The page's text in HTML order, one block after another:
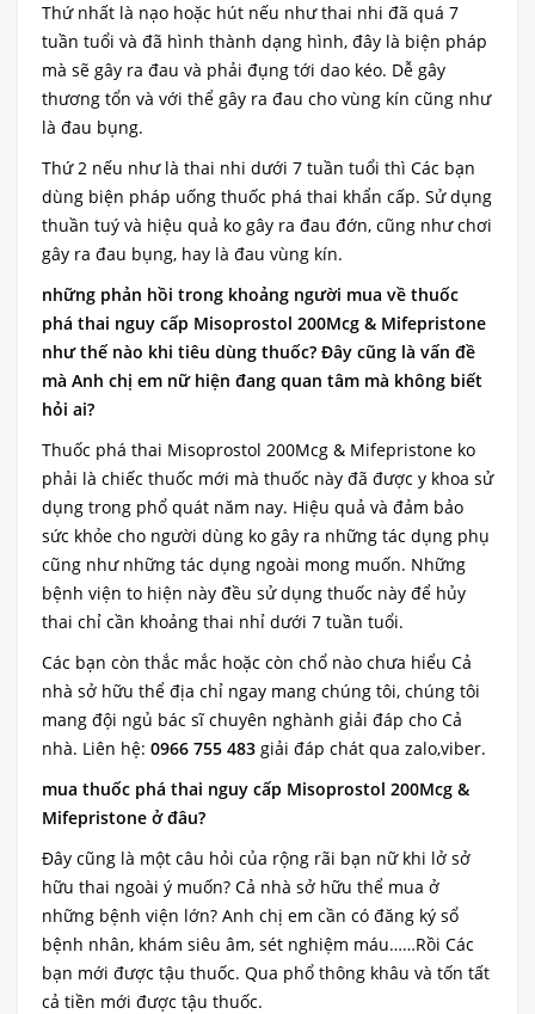
Thứ nhất là nạo hoặc hút nếu như thai nhi đã quá 7
tuần tuổi và đã hình thành dạng hình, đây là biện pháp
mà sẽ gây ra đau và phải đụng tới dao kéo. Dễ gây
thương tổn và với thể gây ra đau cho vùng kín cũng như
là đau bụng.
Thứ 2 nếu như là thai nhi dưới 7 tuần tuổi thì Các bạn
dùng biện pháp uống thuốc phá thai khẩn cấp. Sử dụng
thuần tuý và hiệu quả ko gây ra đau đớn, cũng như chơi
gây ra đau bụng, hay là đau vùng kín.
những phản hồi trong khoảng người mua về thuốc
phá thai nguy cấp Misoprostol 200Mcg & Mifepristone
như thế nào khi tiêu dùng thuốc? Đây cũng là vấn đề
mà Anh chị em nữ hiện đang quan tâm mà không biết
hỏi ai?
Thuốc phá thai Misoprostol 200Mcg & Mifepristone ko
phải là chiếc thuốc mới mà thuốc này đã được y khoa sử
dụng trong phổ quát năm nay. Hiệu quả và đảm bảo
sức khỏe cho người dùng ko gây ra những tác dụng phụ
cũng như những tác dụng ngoài mong muốn. Những
bệnh viện to hiện này đều sử dụng thuốc này để hủy
thai chỉ cần khoảng thai nhỉ dưới 7 tuần tuổi.
Các bạn còn thắc mắc hoặc còn chổ nào chưa hiểu Cả
nhà sở hữu thể địa chỉ ngay mang chúng tôi, chúng tôi
mang đội ngủ bác sĩ chuyên nghành giải đáp cho Cả
nhà. Liên hệ: 0966 755 483 giải đáp chát qua zalo,viber.
mua thuốc phá thai nguy cấp Misoprostol 200Mcg &
Mifepristone ở đâu?
Đây cũng là một câu hỏi của rộng rãi bạn nữ khi lở sở
hữu thai ngoài ý muốn? Cả nhà sở hữu thể mua ở
những bệnh viện lớn? Anh chị em cần có đăng ký sổ
bệnh nhân, khám siêu âm, sét nghiệm máu……Rồi Các
bạn mới được tậu thuốc. Qua phổ thông khâu và tốn tất
cả tiền mới được tậu thuốc.